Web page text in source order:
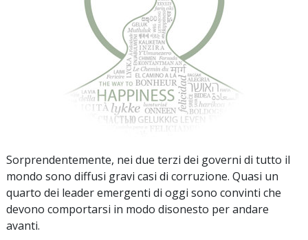
Sorprendentemente, nei due terzi dei governi di tutto il
mondo sono diffusi gravi casi di corruzione. Quasi un
quarto dei leader emergenti di oggi sono convinti che
devono comportarsi in modo disonesto per andare
avanti.